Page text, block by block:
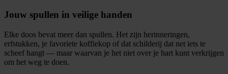
Jouw spullen in veilige handen
Elke doos bevat meer dan spullen. Het zijn herinneringen,
erfstukken, je favoriete koffiekop of dat schilderij dat net iets te
scheef hangt — maar waarvan je het niet over je hart kunt verkrijgen
om het weg te doen.